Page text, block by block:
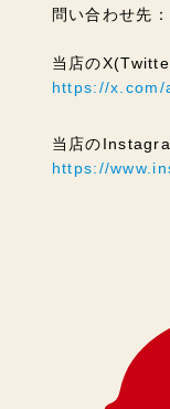
問い合わせ先
当店の
https://x.com/
当店の
https://